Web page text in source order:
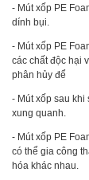
- Mút xốp PE
dính bụi.
- Mút xốp PE
các chất độc hại
phân hủy để
- Mút xốp sau
xung quanh.
- Mút xốp PE
có thể gia công
hóa khác nhau.